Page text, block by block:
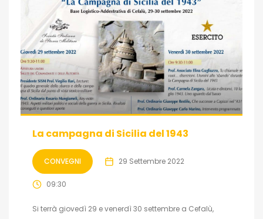
La campagna di Sicilia del 1943
CONVEGNI 29 Settembre 2022
09:30
Si terrà giovedì 29 e venerdì 30 settembre a Cefalù,